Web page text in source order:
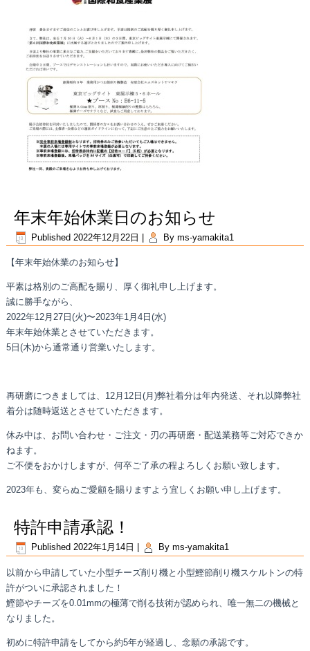
年末年始休業日のお知らせ
Published 2022年12月22日 | By ms-yamakita1
【年末年始休業のお知らせ】
平素は格別のご高配を賜り、厚く御礼申し上げます。
誠に勝手ながら、
2022年12月27日(火)〜2023年1月4日(水)
年末年始休業とさせていただきます。
5日(木)から通常通り営業いたします。
再研磨につきましては、12月12日(月)弊社着分は年内発送、それ以降弊社
着分は随時返送とさせていただきます。
休み中は、お問い合わせ・ご注文・刃の再研磨・配送業務等ご対応できか
ねます。
ご不便をおかけしますが、何卒ご了承の程よろしくお願い致します。
2023年も、変らぬご愛顧を賜りますよう宜しくお願い申し上げます。
特許申請承認！
Published 2022年1月14日 By ms-yamakita1
以前から申請していた小型チーズ削り機と小型鰹節削り機スケルトンの特
許がついに承認されました！
鰹節やチーズを0.01mmの極薄で削る技術が認められ、唯一無二の機械と
なりました。
初めに特許申請をしてから約5年が経過し、念願の承認です。